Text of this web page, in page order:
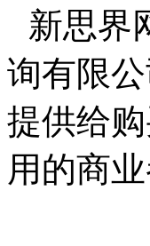
新思界
询有限
提供给
用的商业